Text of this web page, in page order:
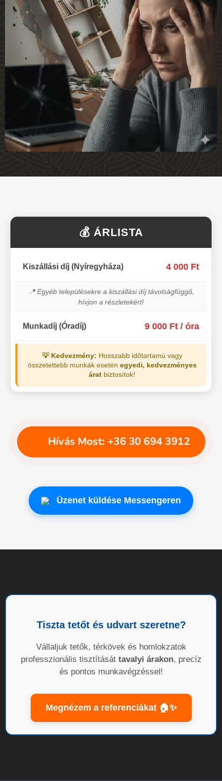
💰 ÁRLISTA
Kiszállási díj (Nyíregyháza) 4 000 Ft
📍 Egyéb településekre a kiszállási díj távolságfüggő,
hívjon a részletekért!
Munkadíj (Óradíj) 9 000 Ft / óra
💡 Kedvezmény: Hosszabb időtartamú vagy
összetettebb munkák esetén egyedi, kedvezményes
árat biztosítok!
📞 Hívás Most: +36 30 694 3912
Üzenet küldése Messengeren
Tiszta tetőt és udvart szeretne?
Vállaljuk tetők, térkövek és homlokzatok
professzionális tisztítását tavalyi árakon, precíz
és pontos munkavégzéssel!
Megnézem a referenciákat 🏠✨